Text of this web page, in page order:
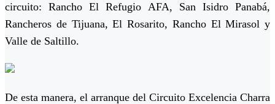
circuito: Rancho El Refugio AFA, San Isidro Panabá,
Rancheros de Tijuana, El Rosarito, Rancho El Mirasol y
Valle de Saltillo.
De esta manera, el arranque del Circuito Excelencia Charra